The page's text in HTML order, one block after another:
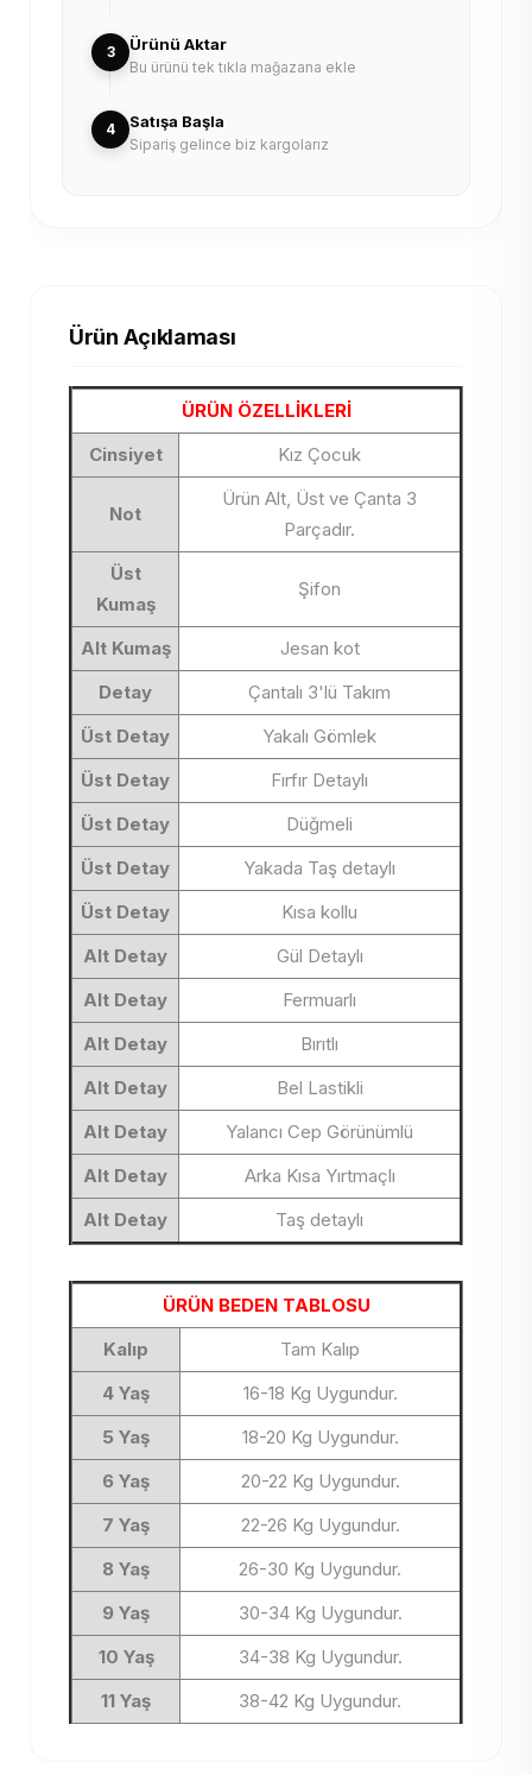
3 Ürünü Aktar
Bu ürünü tek tıkla mağazana ekle
4 Satışa Başla
Sipariş gelince biz kargolarız
Ürün Açıklaması
ÜRÜN ÖZELLİKLERİ
Cinsiyet
Kız Çocuk
Not
Ürün Alt, Üst ve Çanta 3
Parçadır.
Üst
Kumaş
Şifon
Alt Kumaş
Jesan kot
Detay
Çantalı 3'lü Takım
Üst Detay
Yakalı Gömlek
Üst Detay
Fırfır Detaylı
Üst Detay
Düğmeli
Üst Detay
Yakada Taş detaylı
Üst Detay
Kısa kollu
Alt Detay
Gül Detaylı
Alt Detay
Fermuarlı
Alt Detay
Bırıtlı
Alt Detay
Bel Lastikli
Alt Detay
Yalancı Cep Görünümlü
Alt Detay
Arka Kısa Yırtmaçlı
Alt Detay
Taş detaylı
ÜRÜN BEDEN TABLOSU
Kalıp
Tam Kalıp
4 Yaş
16-18 Kg Uygundur.
5 Yaş
18-20 Kg Uygundur.
6 Yaş
20-22 Kg Uygundur.
7 Yaş
22-26 Kg Uygundur.
8 Yaş
26-30 Kg Uygundur.
9 Yaş
30-34 Kg Uygundur.
10 Yaş
34-38 Kg Uygundur.
11 Yaş
38-42 Kg Uygundur.